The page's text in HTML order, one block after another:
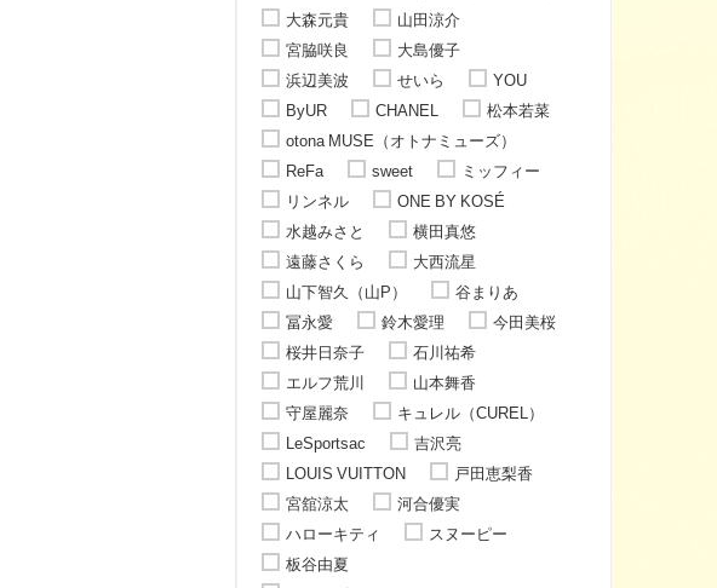
大森元貴
山田涼介
宮脇咲良
大島優子
浜辺美波
せいら
YOU
ByUR
CHANEL
松本若菜
otona MUSE（オトナミューズ）
ReFa
sweet
ミッフィー
リンネル
ONE BY KOSÉ
水越みさと
横田真悠
遠藤さくら
大西流星
山下智久（山P）
谷まりあ
冨永愛
鈴木愛理
今田美桜
桜井日奈子
石川祐希
エルフ荒川
山本舞香
守屋麗奈
キュレル（CUREL）
LeSportsac
吉沢亮
LOUIS VUITTON
戸田恵梨香
宮舘涼太
河合優実
ハローキティ
スヌーピー
板谷由夏